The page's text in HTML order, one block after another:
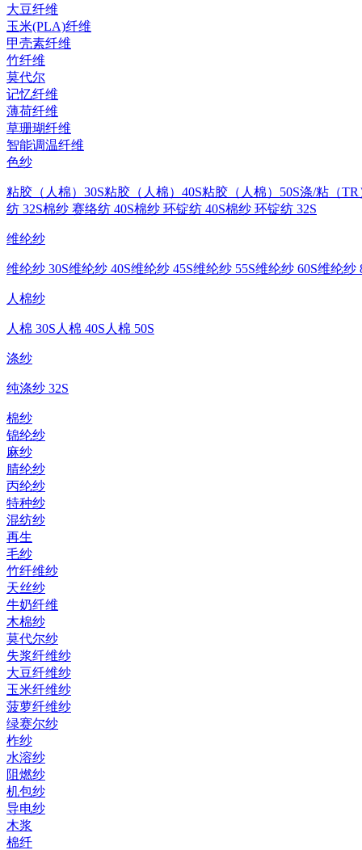
大豆纤维
玉米(PLA)纤维
甲壳素纤维
竹纤维
莫代尔
记忆纤维
薄荷纤维
草珊瑚纤维
智能调温纤维
色纱
粘胶（人棉）30S粘胶（人棉）40S粘胶（人棉）50S涤/粘（TR
纺 32S棉纱 赛络纺 40S棉纱 环锭纺 40S棉纱 环锭纺 32S
维纶纱
维纶纱 30S维纶纱 40S维纶纱 45S维纶纱 55S维纶纱 60S维纶纱
人棉纱
人棉 30S 人棉 40S 人棉 50S
涤纱
纯涤纱 32S
棉纱
锦纶纱
麻纱
腈纶纱
丙纶纱
特种纱
混纺纱
再生
毛纱
竹纤维纱
天丝纱
牛奶纤维
木棉纱
莫代尔纱
失浆纤维纱
大豆纤维纱
玉米纤维纱
菠萝纤维纱
绿赛尔纱
柞纱
水溶纱
阻燃纱
机包纱
导电纱
木浆
棉纤